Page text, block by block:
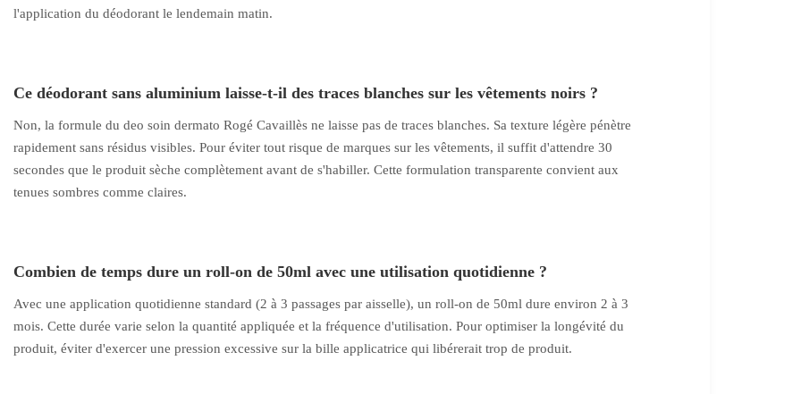
l'application du déodorant le lendemain matin.
Ce déodorant sans aluminium laisse-t-il des traces blanches sur les vêtements noirs ?
Non, la formule du deo soin dermato Rogé Cavaillès ne laisse pas de traces blanches. Sa texture légère pénètre
rapidement sans résidus visibles. Pour éviter tout risque de marques sur les vêtements, il suffit d'attendre 30
secondes que le produit sèche complètement avant de s'habiller. Cette formulation transparente convient aux
tenues sombres comme claires.
Combien de temps dure un roll-on de 50ml avec une utilisation quotidienne ?
Avec une application quotidienne standard (2 à 3 passages par aisselle), un roll-on de 50ml dure environ 2 à 3
mois. Cette durée varie selon la quantité appliquée et la fréquence d'utilisation. Pour optimiser la longévité du
produit, éviter d'exercer une pression excessive sur la bille applicatrice qui libérerait trop de produit.